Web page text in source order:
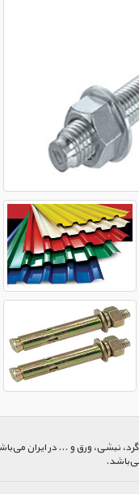
ورق و ... در ایران